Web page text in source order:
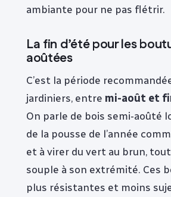
ambiante pour ne pas flétrir.
La fin d’été pour les
aoûtées
C’est la période
jardiniers, entre mi-août et
On parle de bois semi-aoûté
de la pousse de l’année
et à virer du vert au brun,
souple à son extrémité. Ces
plus résistantes et moins